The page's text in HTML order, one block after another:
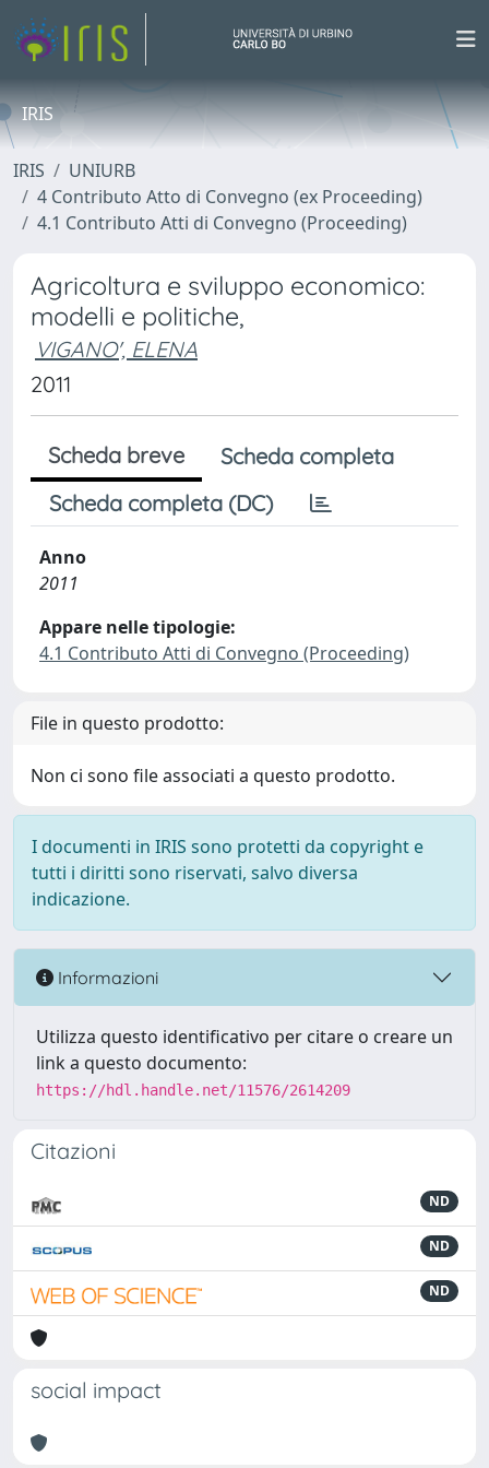
IRIS
IRIS
UNIURB
4 Contributo Atto di Convegno (ex Proceeding)
4.1 Contributo Atti di Convegno (Proceeding)
Agricoltura e sviluppo economico:
modelli e politiche,
VIGANO', ELENA
2011
Scheda breve
Scheda completa
Scheda completa (DC)
Anno
2011
Appare nelle tipologie:
4.1 Contributo Atti di Convegno (Proceeding)
File in questo prodotto:
Non ci sono file associati a questo prodotto.
I documenti in IRIS sono protetti da copyright e
tutti i diritti sono riservati, salvo diversa
indicazione.
Informazioni
Utilizza questo identificativo per citare o creare un
link a questo documento:
https://hdl.handle.net/11576/2614209
Citazioni
ND
ND
ND
social impact